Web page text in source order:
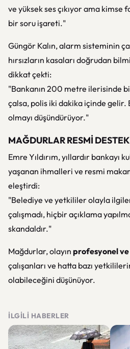
ve yüksek ses çıkıyor ama kimse
bir soru işareti."
Güngör Kalın, alarm sisteminin
hırsızların kasaları doğrudan
dikkat çekti:
"Bankanın 200 metre ilerisinde
çalsa, polis iki dakika içinde gelir.
olmayı düşündürüyor."
MAĞDURLAR RESMİ
Emre Yıldırım, yıllardır
yaşanan ihmalleri ve resmi
eleştirdi:
"Belediye ve yetkililer olayla
çalışmadı, hiçbir açıklama
skandaldır."
Mağdurlar, olayın profesyonel ve
çalışanları ve hatta bazı
olabileceğini düşünüyor.
İLGILI HABERLER